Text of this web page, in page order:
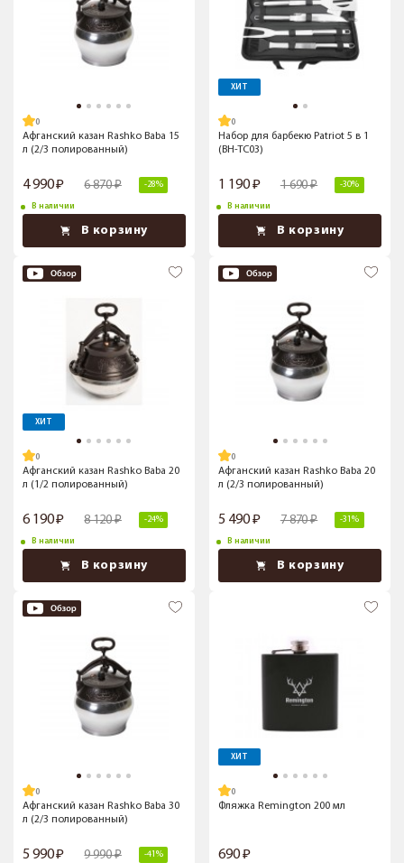
Афганский казан Rashko Baba 15
л (2/3 полированный)
4 990 6 870 -28%
В наличии
В корзину
ХИТ
Набор для барбекю Patriot 5 в 1
(BH-TC03)
1 190 1 690 -30%
В наличии
В корзину
ХИТ
Афганский казан Rashko Baba 20
л (1/2 полированный)
6 190 8 120 -24%
В наличии
В корзину
Афганский казан Rashko Baba 20
л (2/3 полированный)
5 490 7 870 -31%
В наличии
В корзину
Афганский казан Rashko Baba 30
л (2/3 полированный)
5 990 9 990 -41%
ХИТ
Фляжка Remington 200 мл
690